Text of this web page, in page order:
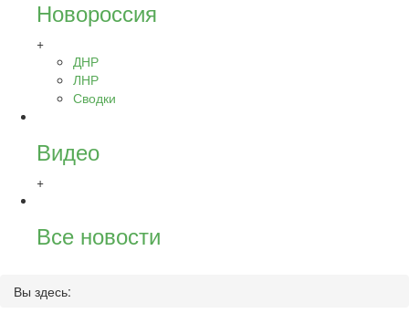
Новороссия
+
ДНР
ЛНР
Сводки
Видео
+
Все новости
Вы здесь: